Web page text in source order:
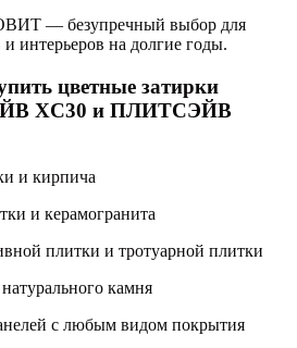
— безупречный выбор для
интерьеров на долгие годы.
цветные затирки
XC30 и ПЛИТСЭЙВ
и кирпича
и керамогранита
плитки и тротуарной плитки
камня
с любым видом покрытия